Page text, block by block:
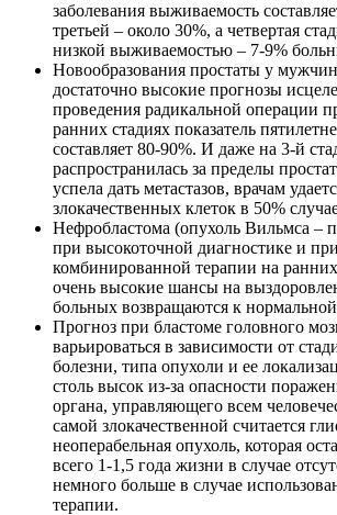
заболевания выживаемость
третьей – около 30%, а четвертая
низкой выживаемостью – 7-9%
Новообразования простаты у
достаточно высокие прогнозы
проведения радикальной операции
ранних стадиях показатель
составляет 80-90%. И даже на 3-й
распространилась за пределы
успела дать метастазов, врачам
злокачественных клеток в 50%
Нефробластома (опухоль Вильмса –
при высокоточной диагностике и
комбинированной терапии на ранних
очень высокие шансы на
больных возвращаются к
Прогноз при бластоме головного
варьироваться в зависимости от
болезни, типа опухоли и ее
столь высок из-за опасности
органа, управляющего всем
самой злокачественной считается
неоперабельная опухоль, которая
всего 1-1,5 года жизни в случае
немного больше в случае
терапии.